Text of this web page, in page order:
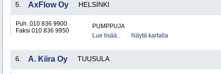
5. AxFlow Oy HELSINKI
Puh. 010 836 9900
Faksi 010 836 9950
PUMPPUJA
Lue lisää..
Näytä kartalla
6. A. Kiira Oy TUUSULA